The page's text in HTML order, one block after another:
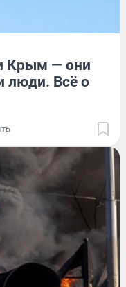
Крым — они
люди. Всё о